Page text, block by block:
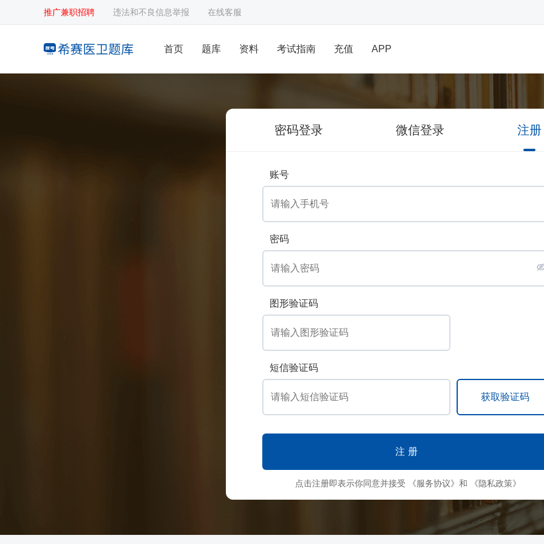
推广兼职招聘 违法和不良信息举报 在线客服
首页 题库 资料 考试指南 充值 APP
密码登录 微信登录 注册
账号
密码
图形验证码
短信验证码
注册
点击注册即表示你同意并接受 《服务协议》 和 《隐私政策》